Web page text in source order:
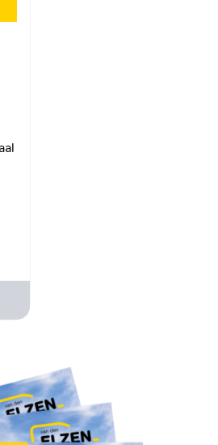
via smartphone of
stroomvoorziening
(model afhankelijk)